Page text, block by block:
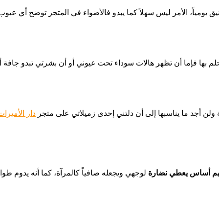
يومياً، الأمر ليس سهلاً كما يبدو فالأضواء في المتجر توضح أي
بها فإما أن تظهر هالات سوداء تحت عيوني أو أن بشرتي تبدو جافة
أجد ما يناسبها إلى أن دلتني إحدى زميلاتي على متجر دار
أساس يعطي نضارة لوجهي ويجعله صافياً كالمرآة، كما أنه يدوم